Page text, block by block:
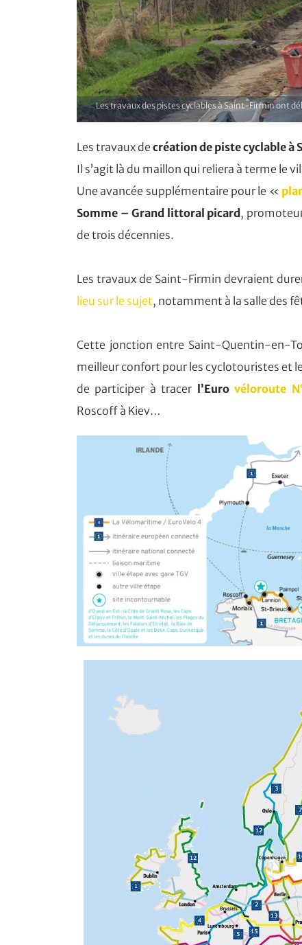
Les travaux des pistes cyclables à Saint-Firmin ont
Les travaux de création de piste cyclable à
Il s’agit là du maillon qui reliera à terme le
Une avancée supplémentaire pour le «
Somme – Grand littoral picard,
de trois décennies.
Les travaux de Saint-Firmin devraient
lieu sur le sujet, notamment à la salle des
Cette jonction entre Saint-Quentin-en-
meilleur confort pour les cyclotouristes et
de participer à tracer l’Eurovéloroute
Roscoff à Kiev…